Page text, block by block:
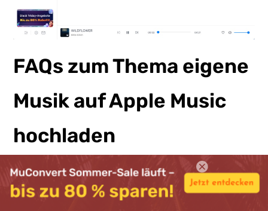
FAQs zum Thema eigene
Musik auf Apple Music
hochladen
Kann man MP3 in Apple